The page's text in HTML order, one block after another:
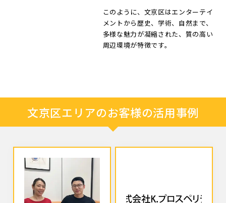
このように、文京区はエンターテイ
メントから歴史、学術、自然まで、
多様な魅力が凝縮された、質の高い
周辺環境が特徴です。
文京区エリアのお客様の活用事例